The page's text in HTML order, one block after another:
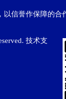
信誉作保障的合
技术支